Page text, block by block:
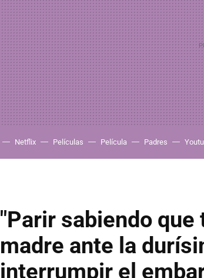
Netflix Películas Película Padres
"Parir sabiendo que
madre ante la
interrumpir el